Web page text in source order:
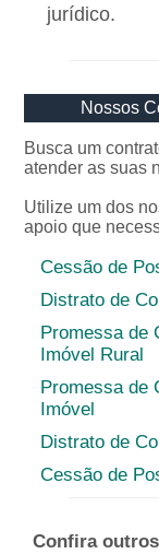
jurídico.
Nossos
Busca um
atender as suas
Utilize um dos
apoio que
Cessão de
Distrato de
Promessa de
Imóvel Rural
Promessa de
Imóvel
Distrato de
Cessão de
Confira